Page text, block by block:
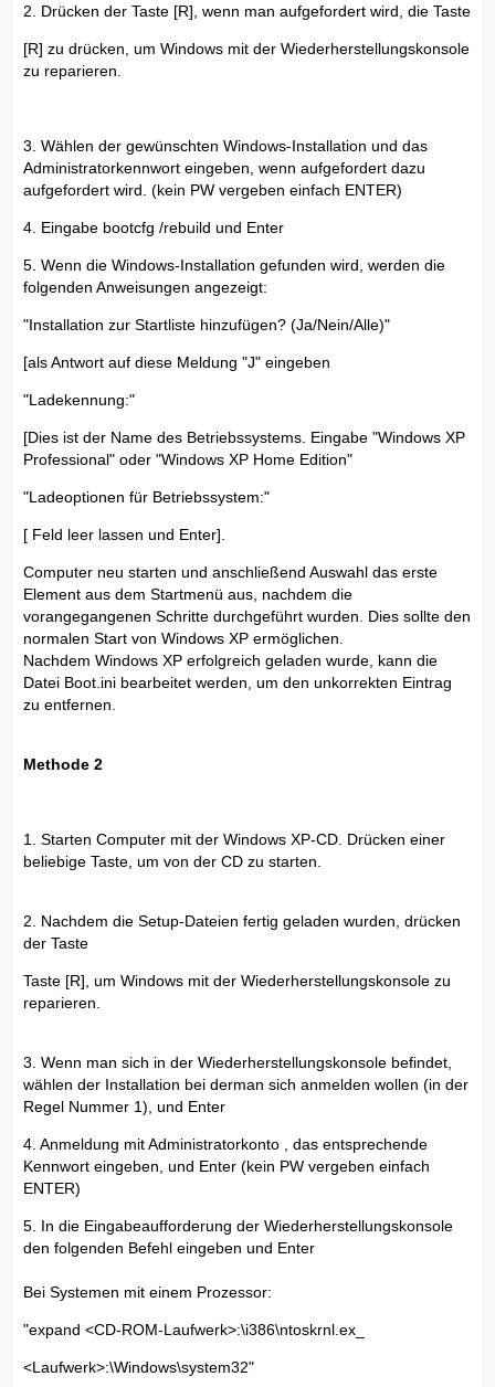
2. Drücken der Taste [R], wenn man aufgefordert wird, die Taste
[R] zu drücken, um Windows mit der Wiederherstellungskonsole
zu reparieren.
3. Wählen der gewünschten Windows-Installation und das
Administratorkennwort eingeben, wenn aufgefordert dazu
aufgefordert wird. (kein PW vergeben einfach ENTER)
4. Eingabe bootcfg /rebuild und Enter
5. Wenn die Windows-Installation gefunden wird, werden die
folgenden Anweisungen angezeigt:
"Installation zur Startliste hinzufügen? (Ja/Nein/Alle)"
[als Antwort auf diese Meldung "J" eingeben
"Ladekennung:"
[Dies ist der Name des Betriebssystems. Eingabe "Windows XP
Professional" oder "Windows XP Home Edition"
"Ladeoptionen für Betriebssystem:"
[ Feld leer lassen und Enter].
Computer neu starten und anschließend Auswahl das erste
Element aus dem Startmenü aus, nachdem die
vorangegangenen Schritte durchgeführt wurden. Dies sollte den
normalen Start von Windows XP ermöglichen.
Nachdem Windows XP erfolgreich geladen wurde, kann die
Datei Boot.ini bearbeitet werden, um den unkorrekten Eintrag
zu entfernen.
Methode 2
1. Starten Computer mit der Windows XP-CD. Drücken einer
beliebige Taste, um von der CD zu starten.
2. Nachdem die Setup-Dateien fertig geladen wurden, drücken
der Taste
Taste [R], um Windows mit der Wiederherstellungskonsole zu
reparieren.
3. Wenn man sich in der Wiederherstellungskonsole befindet,
wählen der Installation bei derman sich anmelden wollen (in der
Regel Nummer 1), und Enter
4. Anmeldung mit Administratorkonto , das entsprechende
Kennwort eingeben, und Enter (kein PW vergeben einfach
ENTER)
5. In die Eingabeaufforderung der Wiederherstellungskonsole
den folgenden Befehl eingeben und Enter
Bei Systemen mit einem Prozessor:
"expand <CD-ROM-Laufwerk>:\i386\ntoskrnl.ex_
<Laufwerk>:\Windows\system32"